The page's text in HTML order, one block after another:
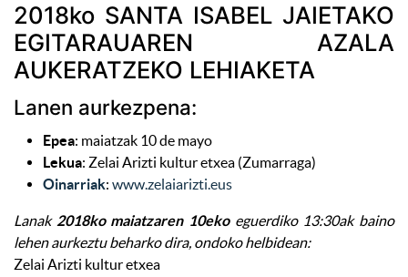
2018ko SANTA ISABEL JAIETAKO
EGITARAUAREN AZALA
AUKERATZEKO LEHIAKETA
Lanen aurkezpena:
Epea: maiatzak 10 de mayo
Lekua: Zelai Arizti kultur etxea (Zumarraga)
Oinarriak: www.zelaiarizti.eus
Lanak 2018ko maiatzaren 10ekoeguerdiko 13:30ak baino
lehen aurkeztu beharko dira, ondoko helbidean:
Zelai Arizti kultur etxea